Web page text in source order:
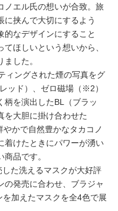
ノエル氏の想いが合致。旅
に挟んで大切にするよう
的なデザインにすること
ほしいという想いから、
した。
ィングされた煙の写真をグ
ッド）、ゼロ磁場（※2）
柄を演出したBL（ブラッ
を大胆に掛け合わせた
かで自然豊かなタカコノ
着けたときにパワーが湧い
品です。
た洗えるマスクが大好評
の発売に合わせ、ブラジャ
加えたマスクを全4色で展